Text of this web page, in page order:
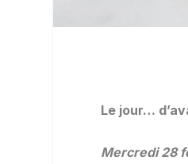
Le jour…
Mercredi 28